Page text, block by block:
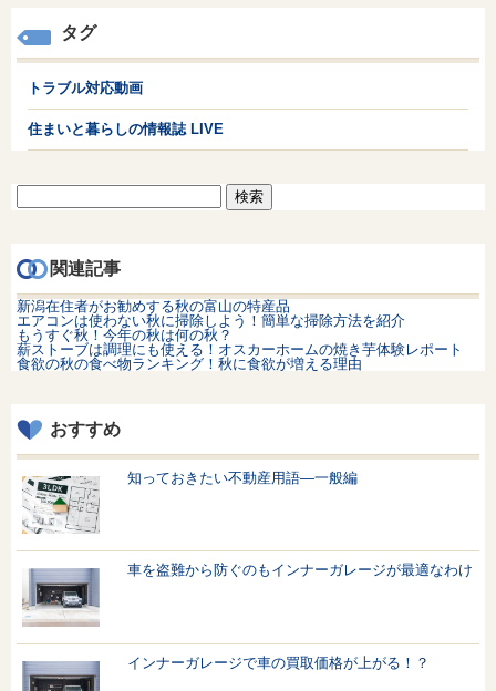
タグ
トラブル対応動画
住まいと暮らしの情報誌 LIVE
索:
関連記事
新潟在住者がお勧めする秋の富山の特産品
エアコンは使わない秋に掃除しよう！簡単な掃除方法を紹介
もうすぐ秋！今年の秋は何の秋？
薪ストーブは調理にも使える！オスカーホームの焼き芋体験レポート
食欲の秋の食べ物ランキング！秋に食欲が増える理由
おすすめ
知っておきたい不動産用語—一般編
車を盗難から防ぐのもインナーガレージが最適なわけ
インナーガレージで車の買取価格が上がる！？